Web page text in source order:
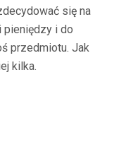
się na
pieniędzy i do
przedmiotu. Jak
kilka.